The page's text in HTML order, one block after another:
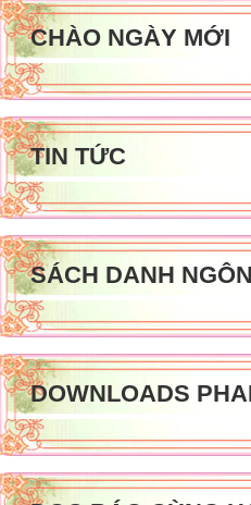
CHÀO NGÀY MỚI
TIN TỨC
SÁCH DANH
DOWNLOADS